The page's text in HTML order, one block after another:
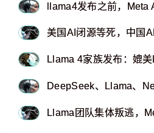
llama4发布之前，Meta
美国AI闭源等死，中国
Llama 4家族发布：媲
DeepSeek、Llama、
Llama团队集体叛逃，